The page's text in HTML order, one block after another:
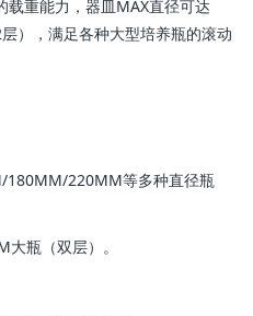
载重能力，器皿MAX直径可达
），满足各种大型培养瓶的滚动
180MM/220MM等多种直径瓶
瓶（双层）。